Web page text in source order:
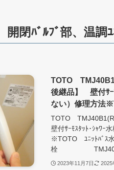
閉ﾊﾞﾙﾌﾞ部、温調
TOTO
後継品】 壁付ｻｰ
ない）修理方法
TOTO
壁付ｻｰﾓｽﾀｯﾄ･ｼｬﾜｰ
※TOTO ﾕﾆｯﾄﾊﾞｽ
栓
2023年11月7日 2025